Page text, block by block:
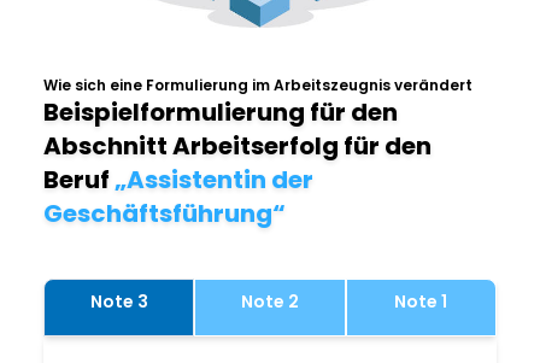
Wie sich eine Formulierung im Arbeitszeugnis verändert
Beispielformulierung für den
Abschnitt Arbeitserfolg für den
Beruf„Assistentin der
Geschäftsführung“
Note 3 Note 2 Note 1